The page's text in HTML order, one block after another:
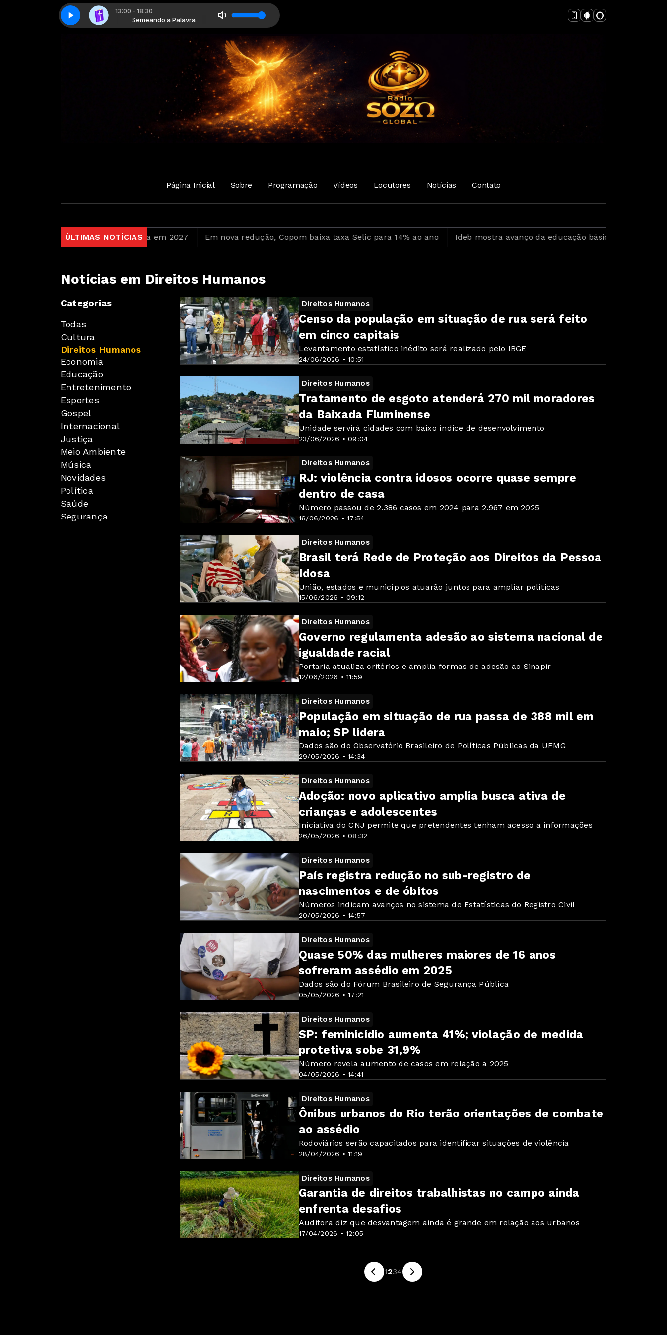
13:00 - 18:30
Semeando a Palavra Semeando a Palavra
Semeando a palavra - Parte 03 Semeando a palavra - Parte 03
Página Inicial Sobre Programação Vídeos Locutores Notícias Contato
ÚLTIMAS NOTÍCIAS
durante Copa Feminina em 2027 Em nova redução, Copom baixa taxa Selic para 14% ao ano Ideb mostra avanço da educação básica no país
Notícias em Direitos Humanos
Categorias
Todas
Cultura
Direitos Humanos
Economia
Educação
Entretenimento
Esportes
Gospel
Internacional
Justiça
Meio Ambiente
Música
Novidades
Política
Saúde
Segurança
Direitos Humanos
24/06/2026 • 10:51
Censo da população em situação de rua será feito
em cinco capitais
Levantamento estatístico inédito será realizado pelo IBGE
Direitos Humanos
23/06/2026 • 09:04
Tratamento de esgoto atenderá 270 mil moradores
da Baixada Fluminense
Unidade servirá cidades com baixo índice de desenvolvimento
Direitos Humanos
16/06/2026 • 17:54
RJ: violência contra idosos ocorre quase sempre
dentro de casa
Número passou de 2.386 casos em 2024 para 2.967 em 2025
Direitos Humanos
15/06/2026 • 09:12
Brasil terá Rede de Proteção aos Direitos da Pessoa
Idosa
União, estados e municípios atuarão juntos para ampliar políticas
Direitos Humanos
12/06/2026 • 11:59
Governo regulamenta adesão ao sistema nacional de
igualdade racial
Portaria atualiza critérios e amplia formas de adesão ao Sinapir
Direitos Humanos
29/05/2026 • 14:34
População em situação de rua passa de 388 mil em
maio; SP lidera
Dados são do Observatório Brasileiro de Políticas Públicas da UFMG
Direitos Humanos
26/05/2026 • 08:32
Adoção: novo aplicativo amplia busca ativa de
crianças e adolescentes
Iniciativa do CNJ permite que pretendentes tenham acesso a informações
Direitos Humanos
20/05/2026 • 14:57
País registra redução no sub-registro de
nascimentos e de óbitos
Números indicam avanços no sistema de Estatísticas do Registro Civil
Direitos Humanos
05/05/2026 • 17:21
Quase 50% das mulheres maiores de 16 anos
sofreram assédio em 2025
Dados são do Fórum Brasileiro de Segurança Pública
Direitos Humanos
04/05/2026 • 14:41
SP: feminicídio aumenta 41%; violação de medida
protetiva sobe 31,9%
Número revela aumento de casos em relação a 2025
Direitos Humanos
28/04/2026 • 11:19
Ônibus urbanos do Rio terão orientações de combate
ao assédio
Rodoviários serão capacitados para identificar situações de violência
Direitos Humanos
17/04/2026 • 12:05
Garantia de direitos trabalhistas no campo ainda
enfrenta desafios
Auditora diz que desvantagem ainda é grande em relação aos urbanos
1234